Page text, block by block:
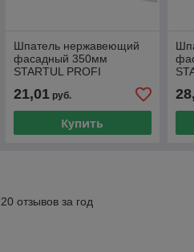
Шпатель нержавеющий
фасадный 350мм
STARTUL PROFI
компонентная ручка,
лезвие -нерж
21,01руб.
Купить
отзывов за год